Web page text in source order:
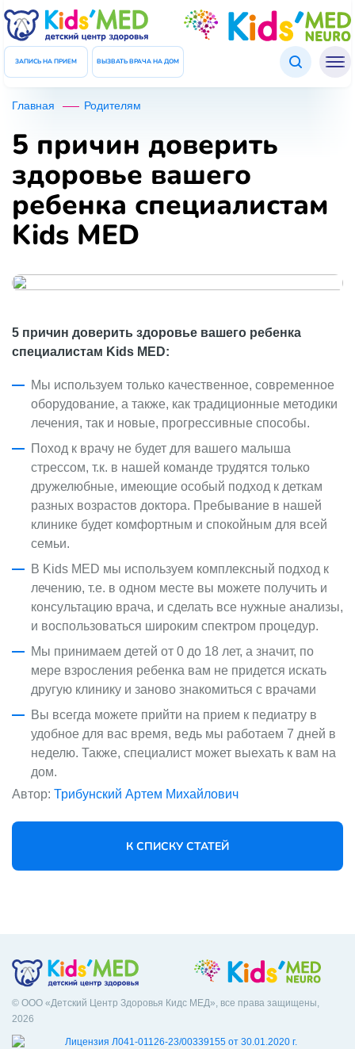
ЗАПИСЬ НА ПРИЕМ ВЫЗВАТЬ ВРАЧА НА ДОМ
Главная Родителям
5 причин доверить
здоровье вашего
ребенка специалистам
Kids MED
5 причин доверить здоровье вашего ребенка
специалистам Kids MED:
Мы используем только качественное, современное
оборудование, а также, как традиционные методики
лечения, так и новые, прогрессивные способы.
Поход к врачу не будет для вашего малыша
стрессом, т.к. в нашей команде трудятся только
дружелюбные, имеющие особый подход к деткам
разных возрастов доктора. Пребывание в нашей
клинике будет комфортным и спокойным для всей
семьи.
В Kids MED мы используем комплексный подход к
лечению, т.е. в одном месте вы можете получить и
консультацию врача, и сделать все нужные анализы,
и воспользоваться широким спектром процедур.
Мы принимаем детей от 0 до 18 лет, а значит, по
мере взросления ребенка вам не придется искать
другую клинику и заново знакомиться с врачами
Вы всегда можете прийти на прием к педиатру в
удобное для вас время, ведь мы работаем 7 дней в
неделю. Также, специалист может выехать к вам на
дом.
Автор: Трибунский Артем Михайлович
К СПИСКУ СТАТЕЙ
© ООО «Детский Центр Здоровья Кидс МЕД», все права защищены,
2026
Лицензия Л041-01126-23/00339155 от 30.01.2020 г.
Подтверждение данных
Введите код который был отправлен Вам в СМС
Код
ПОВТОРНО ОТПРАВИТЬ КОД
ПОДТВЕРДИТЬ ДАННЫЕ
ЗАКРЫТЬ